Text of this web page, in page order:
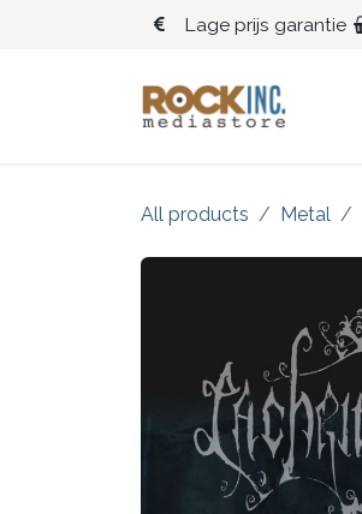
Overslaan naar inhoud
Lage prijs garantie
All products Metal